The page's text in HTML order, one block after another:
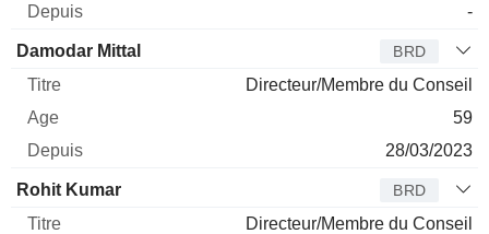
-
Damodar Mittal BRD
Directeur/Membre du Conseil
59
28/03/2023
Rohit Kumar BRD
Directeur/Membre du Conseil